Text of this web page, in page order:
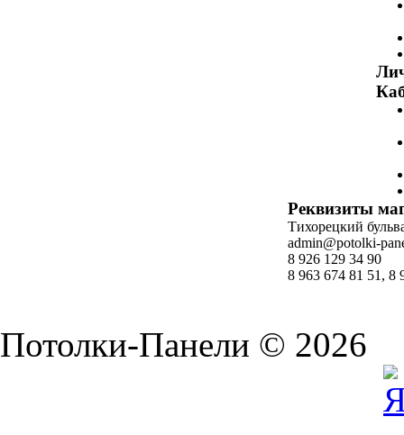
Реквизиты
Тихорецкий
admin@potolki-
8 926 129 34 90
8 963 674 81 51, 8
Потолки-Панели © 2026